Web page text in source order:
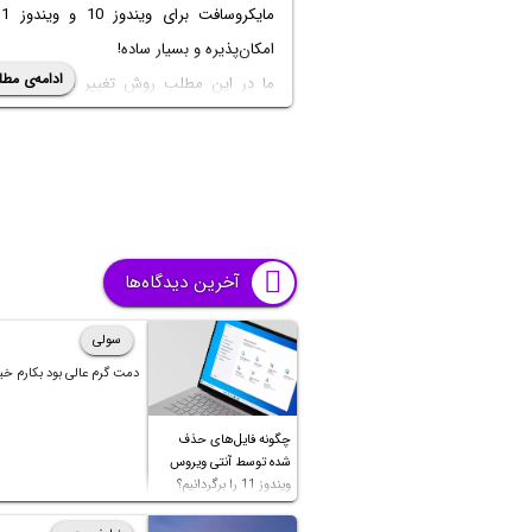
امکان‌پذیره و بسیار ساده!
ما در این مطلب روش تغییر از اکانت
آفلاین به اکانت آنلاین یا مایکروسافت رو
ادامه‌ی
آخرین دیدگاه‌ها
چگونه فایل‌های حذف
شده توسط آنتی ویروس
ویندوز 11 را برگردانیم؟
سولی
دمت گرم عالی بود بکارم